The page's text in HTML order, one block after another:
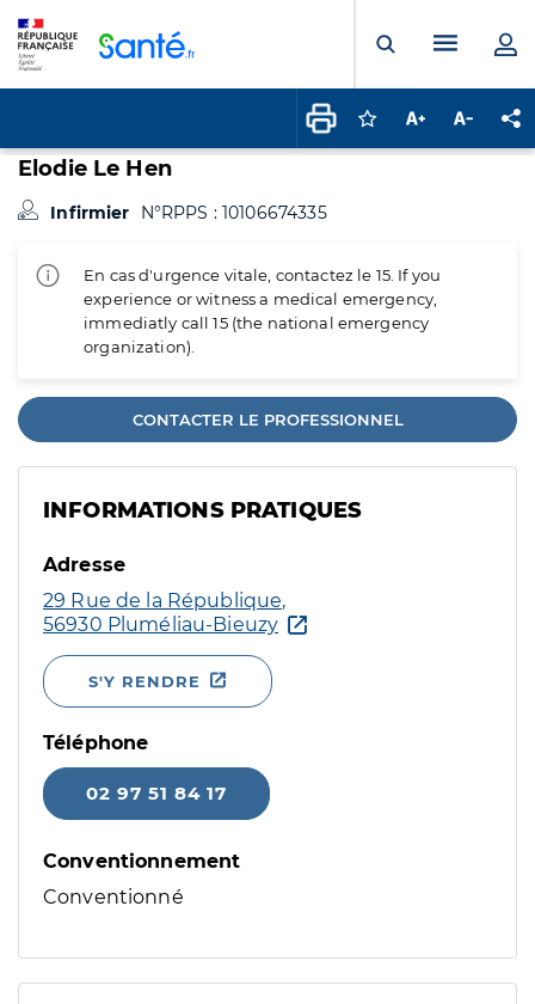
Ouvrir laMenu
Connectez-vous
Augmenter la
Elodie Le Hen
Infirmier N°RPPS : 10106674335
En cas d'urgence vitale, contactez le 15. If you
experience or witness a medical emergency,
immediatly call 15 (the national emergency
organization).
CONTACTER LE PROFESSIONNEL
INFORMATIONS PRATIQUES
Adresse
29 Rue de la République,
56930 Pluméliau-Bieuzy
S'Y RENDRE
Téléphone
02 97 51 84 17
Conventionnement
Conventionné